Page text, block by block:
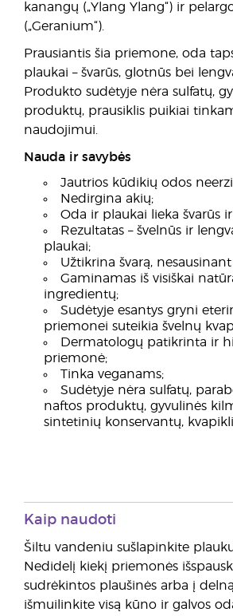
kanangų („Ylang Ylang“) ir
(„Geranium“).
Prausiantis šia priemone, oda
plaukai – švarūs, glotnūs bei
Produkto sudėtyje nėra sulfatų,
produktų, prausiklis puikiai
naudojimui.
Nauda ir savybės
Jautrios kūdikių odos
Nedirgina akių;
Oda ir plaukai lieka švarūs
Rezultatas – švelnūs ir
plaukai;
Užtikrina švarą,
Gaminamas iš visiškai
ingredientų;
Sudėtyje esantys gryni
priemonei suteikia švelnų
Dermatologų patikrinta ir
priemonė;
Tinka veganams;
Sudėtyje nėra sulfatų,
naftos produktų, gyvulinės
sintetinių konservantų,
Kaip naudoti
Šiltu vandeniu sušlapinkite
Nedidelį kiekį priemonės
sudrėkintos plaušinės arba į
išmuilinkite visą kūno ir galvos